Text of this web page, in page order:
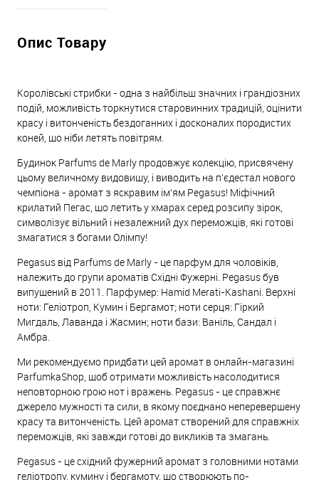
Опис Товару
Королівські стрибки - одна з найбільш значних і грандіозних
подій, можливість торкнутися старовинних традицій, оцінити
красу і витонченість бездоганних і досконалих породистих
коней, що ніби летять повітрям.
Будинок Parfums de Marly продовжує колекцію, присвячену
цьому величному видовищу, і виводить на п'єдестал нового
чемпіона - аромат з яскравим ім'ям Pegasus! Міфічний
крилатий Пегас, що летить у хмарах серед розсипу зірок,
символізує вільний і незалежний дух переможців, які готові
змагатися з богами Олімпу!
Pegasus від Parfums de Marly - це парфум для чоловіків,
належить до групи ароматів Східні Фужерні. Pegasus був
випущений в 2011. Парфумер: Hamid Merati-Kashani. Верхні
ноти: Геліотроп, Кумин і Бергамот; ноти серця: Гіркий
Мигдаль, Лаванда і Жасмин; ноти бази: Ваніль, Сандал і
Амбра.
Ми рекомендуємо придбати цей аромат в онлайн-магазині
ParfumkaShop, щоб отримати можливість насолодитися
неповторною грою нот і вражень. Pegasus - це справжнє
джерело мужності та сили, в якому поєднано неперевершену
красу та витонченість. Цей аромат створений для справжніх
переможців, які завжди готові до викликів та змагань.
Pegasus - це східний фужерний аромат з головними нотами
геліотропу, кумину і бергамоту, що створюють по-